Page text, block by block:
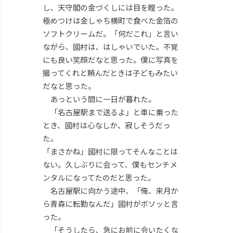
し、天守閣の金づくしには目を瞠った。
極めつけは金しゃち横町で食べた金箔の
ソフトクリームだ。「何だこれ」と言い
ながら、國村は、はしゃいでいた。不覚
にも良い笑顔だなと思った。僕に写真を
撮ってくれと頼んだときは子どもみたい
だなと思った。
あっという間に一日が暮れた。
「名古屋駅まで送るよ」と車に乗った
とき、國村は心なしか、寂しそうだっ
た。
「まさかね」國村に限ってそんなことは
ない。久しぶりに会って、僕もセンチメ
ンタルになってたのだと思った。
名古屋駅に向かう途中、「俺、来月か
ら青森に転勤なんだ」國村がボソッと言
った。
「そうしたら、急にお前に会いたくな